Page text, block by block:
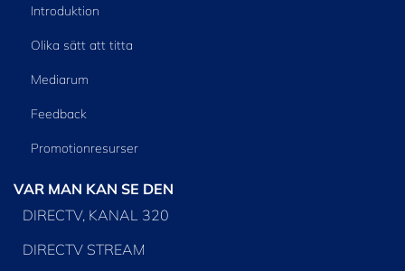
Introduktion
Olika sätt att titta
Mediarum
Feedback
Promotionresurser
VAR MAN KAN SE DEN
DIRECTV, KANAL 320
DIRECTV STREAM